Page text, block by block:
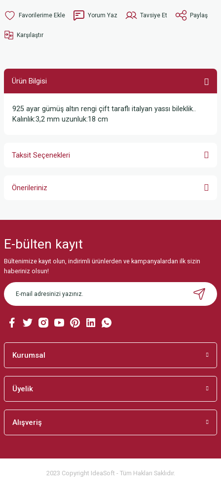
Yorum Yaz Tavsiye Et Paylaş
Karşılaştır
Ürün Bilgisi
925 ayar gümüş altın rengi çift taraflı italyan yassı bileklik..
Kalınlık:3,2 mm uzunluk:18 cm
Taksit Seçenekleri
Önerileriniz
Görüş ve önerileriniz için teşekkür ederiz.
Ürün resmi kalitesiz, bozuk veya görüntülenemiyor.
Ürün açıklamasında eksik bilgiler bulunuyor.
Ürün bilgilerinde hatalar bulunuyor.
Bu ürüne benzer farklı alternatifler olmalı.
E-bülten kayıt
Bültenimize kayıt olun, indirimli ürünlerden ve kampanyalardan ilk sizin
haberiniz olsun!
Kurumsal
Üyelik
Alışveriş
2023 Copyright IdeaSoft - Tüm Hakları Saklıdır.